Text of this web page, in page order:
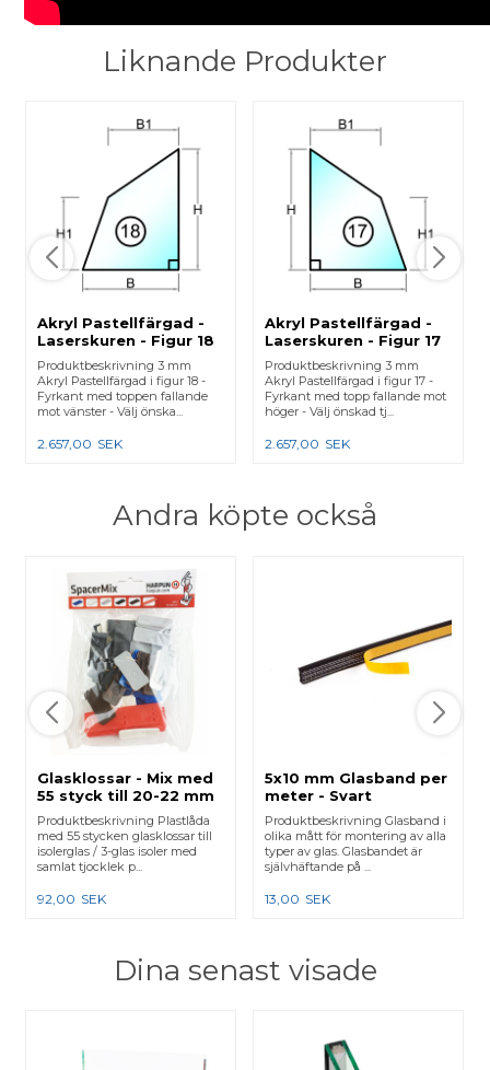
Liknande Produkter
Akryl Pastellfärgad -
Laserskuren - Figur 18
Produktbeskrivning 3 mm
Akryl Pastellfärgad i figur 18 -
Fyrkant med toppen fallande
mot vänster - Välj önska...
2.657,00 SEK
Akryl Pastellfärgad -
Laserskuren - Figur 17
Produktbeskrivning 3 mm
Akryl Pastellfärgad i figur 17 -
Fyrkant med topp fallande mot
höger - Välj önskad tj...
2.657,00 SEK
Andra köpte också
Glasklossar - Mix med
55 styck till 20-22 mm
glas
Produktbeskrivning Plastlåda
med 55 stycken glasklossar till
isolerglas / 3-glas isoler med
samlat tjocklek p...
92,00 SEK
5x10 mm Glasband per
meter - Svart
Produktbeskrivning Glasband i
olika mått för montering av alla
typer av glas. Glasbandet är
självhäftande på ...
13,00 SEK
Dina senast visade